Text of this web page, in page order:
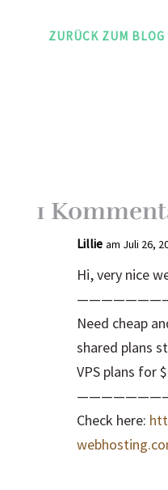
ZURÜCK ZUM BLOG
1
Lillie am Juli 26,
Hi, very nice
Need cheap
shared plans
VPS plans for
Check here: